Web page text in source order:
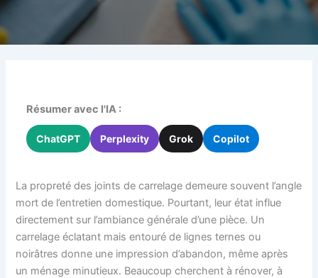
Résumer avec l'IA :
ChatGPT Perplexity Grok Copilot
La propreté des joints de carrelage demeure souvent l’angle
mort de l’entretien domestique. Pourtant, leur état influe
directement sur l’ambiance générale d’une pièce. Un
carrelage éclatant mais entouré de lignes ternes ou
noirâtres donne une impression d’abandon, même après
un ménage minutieux. Beaucoup cherchent à rénover, à